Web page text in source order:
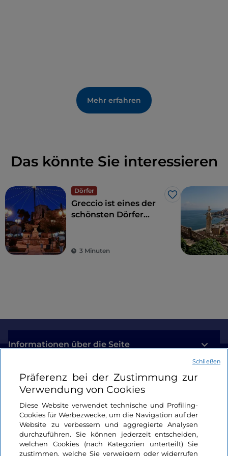
Mehr erfahren
Das könnte Sie interessieren
Dörfer
Like
Greccio ist eines der
schönsten Dörfer
besuchen
3 Minuten
Informationen über die Seite
Nützliche Links
Login
Bleiben wir in Kontakt
Präferenz bei der Zustimmung zur
Verwendung von Cookies
Diese Website verwendet technische und Profiling-
Cookies für Werbezwecke, um die Navigation auf der
Website zu verbessern und aggregierte Analysen
durchzuführen. Sie können jederzeit entscheiden,
welchen Cookies (nach Kategorien unterteilt) Sie
zustimmen, welche Sie verweigern oder widerrufen
Schließen